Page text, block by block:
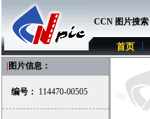
CCN 图片搜索
首页
图片信息：
编号： 114470-00505